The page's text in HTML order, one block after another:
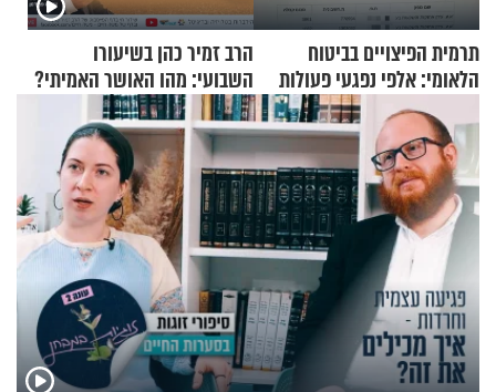
תרמית הפיצויים בביטוח
הלאומי: אלפי נפגעי פעולות
איבה קיבלו כספים במירמה
הרב זמיר כהן בשיעורו
השבועי: מהו האושר האמיתי?